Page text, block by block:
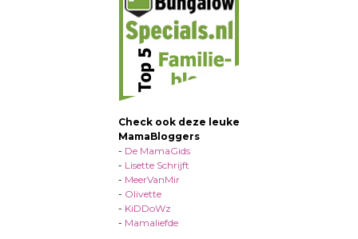
Check ook deze leuke
MamaBloggers
- De MamaGids
- Lisette Schrijft
- MeerVanMir
- Olivette
- KiDDoWz
- Mamaliefde